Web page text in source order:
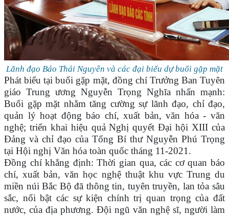
Lãnh đạo Báo Thái Nguyên và các đại biểu dự buổi gặp mặt
Phát biểu tại buổi gặp mặt, đồng chí Trưởng Ban Tuyên
giáo Trung ương Nguyễn Trọng Nghĩa nhấn mạnh:
Buổi gặp mặt nhằm tăng cường sự lãnh đạo, chỉ đạo,
quản lý hoạt động báo chí, xuất bản, văn hóa - văn
nghệ; triển khai hiệu quả Nghị quyết Đại hội XIII của
Đảng và chỉ đạo của Tổng Bí thư Nguyễn Phú Trọng
tại Hội nghị Văn hóa toàn quốc tháng 11-2021.
Đồng chí khẳng định: Thời gian qua, các cơ quan báo
chí, xuất bản, văn học nghệ thuật khu vực Trung du
miền núi Bắc Bộ đã thông tin, tuyên truyền, lan tỏa sâu
sắc, nổi bật các sự kiện chính trị quan trọng của đất
nước, của địa phương. Đội ngũ văn nghệ sĩ, người làm